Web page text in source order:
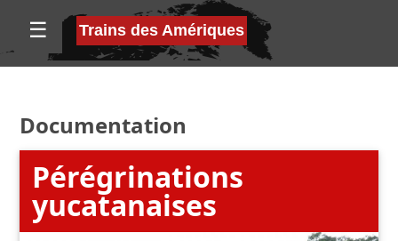
☰ Trains des Amériques
Documentation
Pérégrinations
yucatanaises